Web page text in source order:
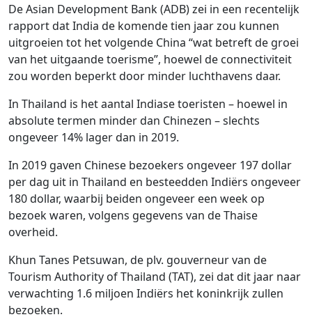
De Asian Development Bank (ADB) zei in een recentelijk
rapport dat India de komende tien jaar zou kunnen
uitgroeien tot het volgende China “wat betreft de groei
van het uitgaande toerisme”, hoewel de connectiviteit
zou worden beperkt door minder luchthavens daar.
In Thailand is het aantal Indiase toeristen – hoewel in
absolute termen minder dan Chinezen – slechts
ongeveer 14% lager dan in 2019.
In 2019 gaven Chinese bezoekers ongeveer 197 dollar
per dag uit in Thailand en besteedden Indiërs ongeveer
180 dollar, waarbij beiden ongeveer een week op
bezoek waren, volgens gegevens van de Thaise
overheid.
Khun Tanes Petsuwan, de plv. gouverneur van de
Tourism Authority of Thailand (TAT), zei dat dit jaar naar
verwachting 1.6 miljoen Indiërs het koninkrijk zullen
bezoeken.